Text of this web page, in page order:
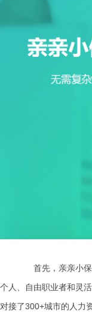
首先，亲亲小保
个人、自由职业者和灵
对接了300+城市的人力